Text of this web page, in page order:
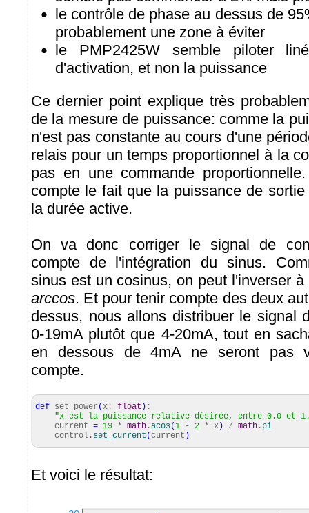
le contrôle de phase au dessus de
probablement une zone à éviter
le PMP2425W semble piloter
d'activation, et non la puissance
Ce dernier point explique très
de la mesure de puissance: comme la
n'est pas constante au cours d'une
relais pour un temps proportionnel à la
pas en une commande
compte le fait que la puissance de
la durée active.
On va donc corriger le signal de
compte de l'intégration du sinus.
sinus est un cosinus, on peut l'inverser
arccos. Et pour tenir compte des deux
dessus, nous allons distribuer le signal
0-19mA plutôt que 4-20mA, tout en
en dessous de 4mA ne seront pas
compte.
def set_power ( x: float ) :
"x est la puissance relative désirée, entre 0.0 et
current = 19 * math .acos(1 - 2 * x ) / math . pi
control. set_current (current )
Et voici le résultat: